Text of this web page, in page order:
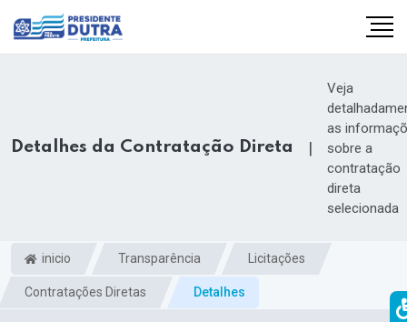
Detalhes da Contratação Direta |
Veja
as
sobre a
contratação
direta
selecionada
inicio Transparência Licitações
Contratações Diretas Detalhes